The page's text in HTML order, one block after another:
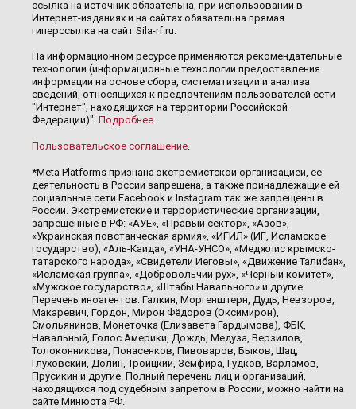
ссылка на источник обязательна, при использовании в
Интернет-изданиях и на сайтах обязательна прямая
гиперссылка на сайт Sila-rf.ru.
На информационном ресурсе применяются рекомендательные
технологии (информационные технологии предоставления
информации на основе сбора, систематизации и анализа
сведений, относящихся к предпочтениям пользователей сети
"Интернет", находящихся на территории Российской
Федерации)". Подробнее.
Пользовательское соглашение.
*Meta Platforms признана экстремистской организацией, её
деятельность в России запрещена, а также принадлежащие ей
социальные сети Facebook и Instagram так же запрещены в
России. Экстремистские и террористические организации,
запрещенные в РФ: «АУЕ», «Правый сектор», «Азов»,
«Украинская повстанческая армия», «ИГИЛ» (ИГ, Исламское
государство), «Аль-Каида», «УНА-УНСО», «Меджлис крымско-
татарского народа», «Свидетели Иеговы», «Движение Талибан»,
«Исламская группа», «Добровольчий рух», «Чёрный комитет»,
«Мужское государство», «Штабы Навального» и другие.
Перечень иноагентов: Галкин, Моргенштерн, Дудь, Невзоров,
Макаревич, Гордон, Мирон Фёдоров (Оксимирон),
Смольянинов, Монеточка (Елизавета Гардымова), ФБК,
Навальный, Голос Америки, Дождь, Медуза, Верзилов,
Толоконникова, Понасенков, Пивоваров, Быков, Шац,
Глуховский, Долин, Троицкий, Земфира, Гудков, Варламов,
Прусикин и другие. Полный перечень лиц и организаций,
находящихся под судебным запретом в России, можно найти на
сайте Минюста РФ.